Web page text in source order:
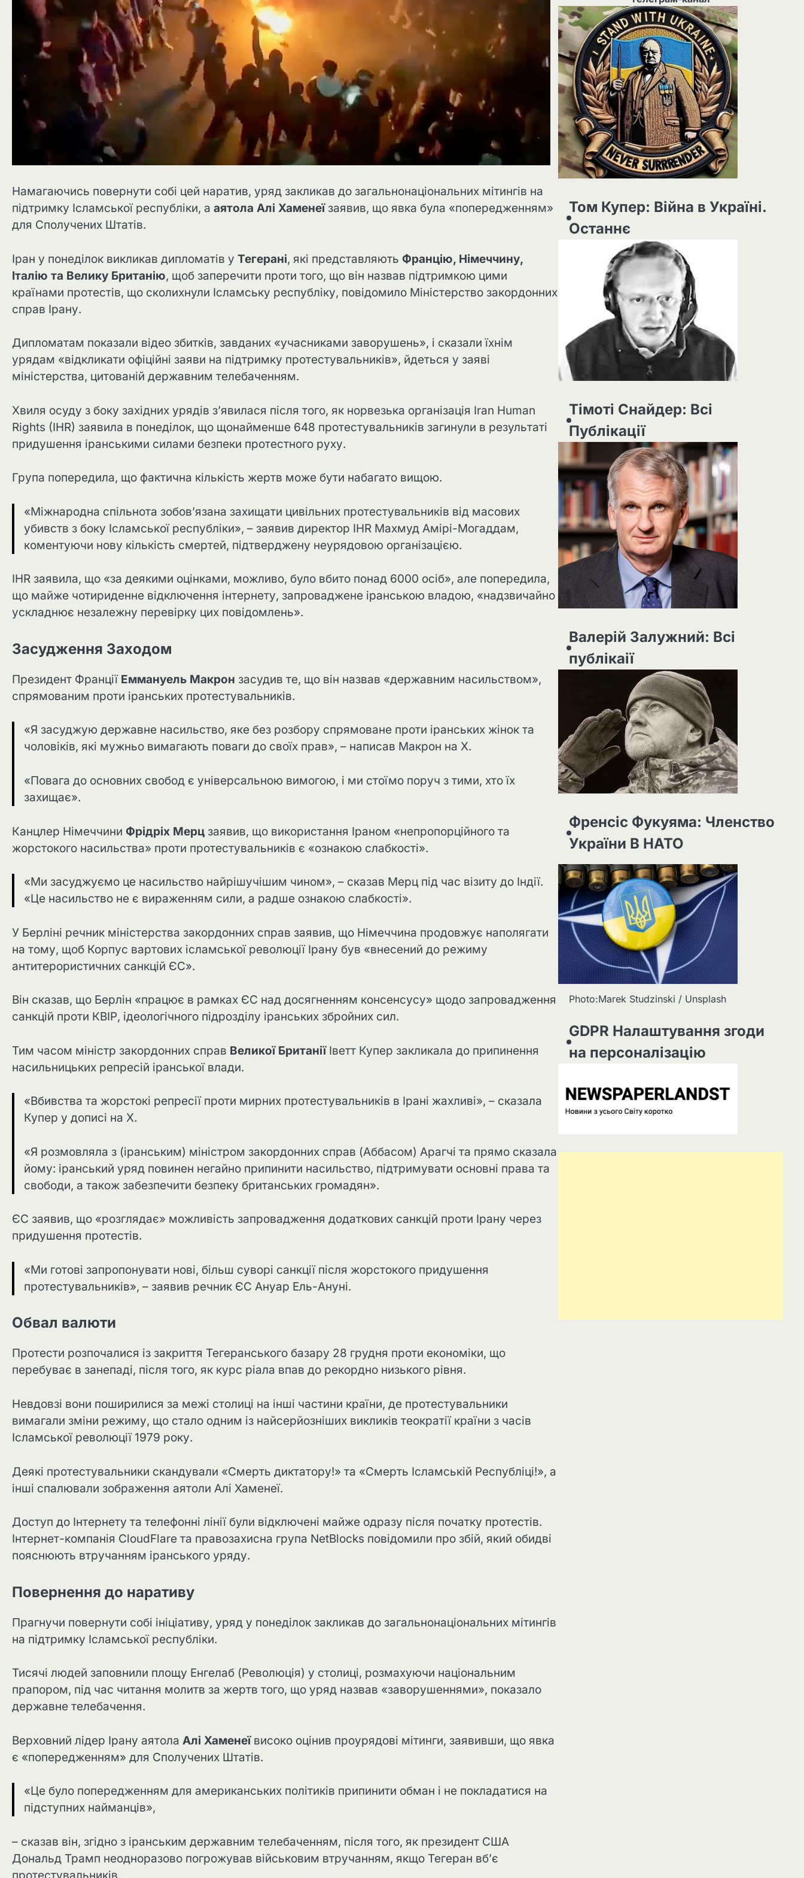
Намагаючись повернути собі цей наратив, уряд закликав до загальнонаціональних мітингів на
підтримку Ісламської республіки, а аятола Алі Хаменеїзаявив, що явка була «попередженням»
для Сполучених Штатів.
Іран у понеділок викликав дипломатів у Тегерані, які представляють Францію, Німеччину,
Італію та Велику Британію, щоб заперечити проти того, що він назвав підтримкою цими
країнами протестів, що сколихнули Ісламську республіку, повідомило Міністерство закордонних
справ Ірану.
Дипломатам показали відео збитків, завданих «учасниками заворушень», і сказали їхнім
урядам «відкликати офіційні заяви на підтримку протестувальників», йдеться у заяві
міністерства, цитованій державним телебаченням.
Хвиля осуду з боку західних урядів з’явилася після того, як норвезька організація Iran Human
Rights (IHR) заявила в понеділок, що щонайменше 648 протестувальників загинули в результаті
придушення іранськими силами безпеки протестного руху.
Група попередила, що фактична кількість жертв може бути набагато вищою.
«Міжнародна спільнота зобов’язана захищати цивільних протестувальників від масових
убивств з боку Ісламської республіки», – заявив директор IHR Махмуд Амірі-Могаддам,
коментуючи нову кількість смертей, підтверджену неурядовою організацією.
IHR заявила, що «за деякими оцінками, можливо, було вбито понад 6000 осіб», але попередила,
що майже чотириденне відключення інтернету, запроваджене іранською владою, «надзвичайно
ускладнює незалежну перевірку цих повідомлень».
Засудження Заходом
Президент Франції Еммануель Макрон засудив те, що він назвав «державним насильством»,
спрямованим проти іранських протестувальників.
«Я засуджую державне насильство, яке без розбору спрямоване проти іранських жінок та
чоловіків, які мужньо вимагають поваги до своїх прав», – написав Макрон на X.
«Повага до основних свобод є універсальною вимогою, і ми стоїмо поруч з тими, хто їх
захищає».
Канцлер Німеччини Фрідріх Мерц заявив, що використання Іраном «непропорційного та
жорстокого насильства» проти протестувальників є «ознакою слабкості».
«Ми засуджуємо це насильство найрішучішим чином», – сказав Мерц під час візиту до Індії.
«Це насильство не є вираженням сили, а радше ознакою слабкості».
У Берліні речник міністерства закордонних справ заявив, що Німеччина продовжує наполягати
на тому, щоб Корпус вартових ісламської революції Ірану був «внесений до режиму
антитерористичних санкцій ЄС».
Він сказав, що Берлін «працює в рамках ЄС над досягненням консенсусу» щодо запровадження
санкцій проти КВІР, ідеологічного підрозділу іранських збройних сил.
Тим часом міністр закордонних справ Великої БританіїІветт Купер закликала до припинення
насильницьких репресій іранської влади.
«Вбивства та жорстокі репресії проти мирних протестувальників в Ірані жахливі», – сказала
Купер у дописі на X.
«Я розмовляла з (іранським) міністром закордонних справ (Аббасом) Арагчі та прямо сказала
йому: іранський уряд повинен негайно припинити насильство, підтримувати основні права та
свободи, а також забезпечити безпеку британських громадян».
ЄС заявив, що «розглядає» можливість запровадження додаткових санкцій проти Ірану через
придушення протестів.
«Ми готові запропонувати нові, більш суворі санкції після жорстокого придушення
протестувальників», – заявив речник ЄС Ануар Ель-Ануні.
Обвал валюти
Протести розпочалися із закриття Тегеранського базару 28 грудня проти економіки, що
перебуває в занепаді, після того, як курс ріала впав до рекордно низького рівня.
Невдовзі вони поширилися за межі столиці на інші частини країни, де протестувальники
вимагали зміни режиму, що стало одним із найсерйозніших викликів теократії країни з часів
Ісламської революції 1979 року.
Деякі протестувальники скандували «Смерть диктатору!» та «Смерть Ісламській Республіці!», а
інші спалювали зображення аятоли Алі Хаменеї.
Доступ до Інтернету та телефонні лінії були відключені майже одразу після початку протестів.
Інтернет-компанія CloudFlare та правозахисна група NetBlocks повідомили про збій, який обидві
пояснюють втручанням іранського уряду.
Повернення до наративу
Прагнучи повернути собі ініціативу, уряд у понеділок закликав до загальнонаціональних мітингів
на підтримку Ісламської республіки.
Тисячі людей заповнили площу Енгелаб (Революція) у столиці, розмахуючи національним
прапором, під час читання молитв за жертв того, що уряд назвав «заворушеннями», показало
державне телебачення.
Верховний лідер Ірану аятола Алі Хаменеївисоко оцінив проурядові мітинги, заявивши, що явка
є «попередженням» для Сполучених Штатів.
«Це було попередженням для американських політиків припинити обман і не покладатися на
підступних найманців»,
– сказав він, згідно з іранським державним телебаченням, після того, як президент США
Дональд Трамп неодноразово погрожував військовим втручанням, якщо Тегеран вб’є
протестувальників.
Том Купер: Війна в Україні.
Останнє
Тімоті Снайдер: Всі
Публікації
Валерій Залужний: Всі
публікаії
Френсіс Фукуяма: Членство
України В НАТО
Photo:Marek Studzinski / Unsplash
GDPR Налаштування згоди
на персоналізацію